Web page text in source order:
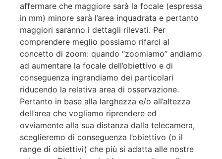
affermare che maggiore sarà la focale (espressa
in mm) minore sarà l’area inquadrata e pertanto
maggiori saranno i dettagli rilevati. Per
comprendere meglio possiamo rifarci al
concetto di zoom: quando “zoomiamo” andiamo
ad aumentare la focale dell’obiettivo e di
conseguenza ingrandiamo dei particolari
riducendo la relativa area di osservazione.
Pertanto in base alla larghezza e/o all’altezza
dell’area che vogliamo riprendere ed
ovviamente alla sua distanza dalla telecamera,
sceglieremo di conseguenza l’obiettivo (o il
range di obiettivi) che più si adatta alle nostre